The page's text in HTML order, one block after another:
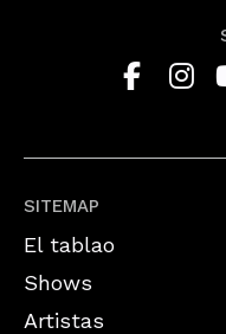
SITEMAP
El tablao
Shows
Artistas